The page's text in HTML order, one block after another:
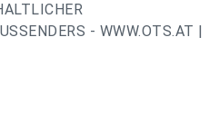
- WWW.OTS.AT |